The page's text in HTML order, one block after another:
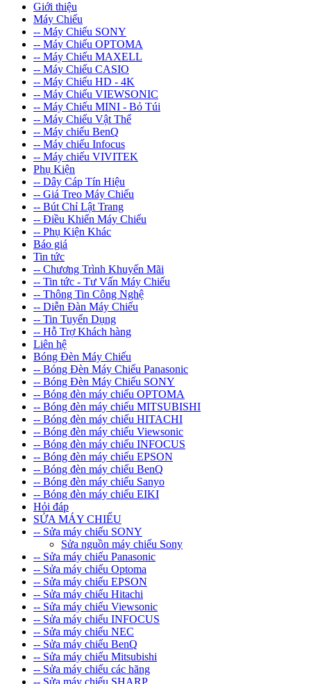
Giới thiệu
Máy Chiếu
-- Máy Chiếu SONY
-- Máy Chiếu OPTOMA
-- Máy Chiếu MAXELL
-- Máy Chiếu CASIO
-- Máy Chiếu HD - 4K
-- Máy Chiếu VIEWSONIC
-- Máy Chiếu MINI - Bỏ Túi
-- Máy Chiếu Vật Thể
-- Máy chiếu BenQ
-- Máy chiếu Infocus
-- Máy chiếu VIVITEK
Phụ Kiện
-- Dây Cáp Tín Hiệu
-- Giá Treo Máy Chiếu
-- Bút Chỉ Lật Trang
-- Điều Khiển Máy Chiếu
-- Phụ Kiện Khác
Báo giá
Tin tức
-- Chương Trình Khuyến Mãi
-- Tin tức - Tư Vấn Máy Chiếu
-- Thông Tin Công Nghệ
-- Diễn Đàn Máy Chiếu
-- Tin Tuyển Dụng
-- Hỗ Trợ Khách hàng
Liên hệ
Bóng Đèn Máy Chiếu
-- Bóng Đèn Máy Chiếu Panasonic
-- Bóng Đèn Máy Chiếu SONY
-- Bóng đèn máy chiếu OPTOMA
-- Bóng đèn máy chiếu MITSUBISHI
-- Bóng đèn máy chiếu HITACHI
-- Bóng đèn máy chiếu Viewsonic
-- Bóng đèn máy chiếu INFOCUS
-- Bóng đèn máy chiếu EPSON
-- Bóng đèn máy chiếu BenQ
-- Bóng đèn máy chiếu Sanyo
-- Bóng đèn máy chiếu EIKI
Hỏi đáp
SỬA MÁY CHIẾU
-- Sửa máy chiếu SONY
Sửa nguồn máy chiếu Sony
-- Sửa máy chiếu Panasonic
-- Sửa máy chiếu Optoma
-- Sửa máy chiếu EPSON
-- Sửa máy chiếu Hitachi
-- Sửa máy chiếu Viewsonic
-- Sửa máy chiếu INFOCUS
-- Sửa máy chiếu NEC
-- Sửa máy chiếu BenQ
-- Sửa máy chiếu Mitsubishi
-- Sửa máy chiếu các hãng